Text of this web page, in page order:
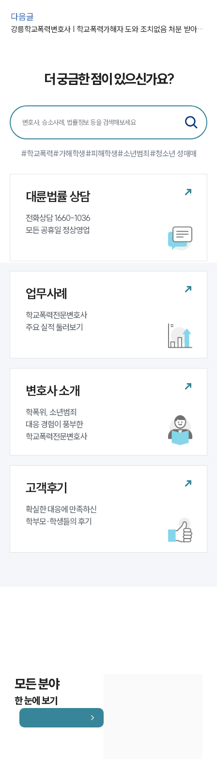
다음글
강릉학교폭력변호사 | 학교폭력가해자 도와 조치없음 처분 받아낸 강릉변호사
더 궁금한 점이 있으신가요?
#학교폭력#가해학생#피해학생#소년범죄#청소년 성매매
대륜법률 상담
전화상담 1660-1036
모든 공휴일 정상영업
업무사례
학교폭력전문변호사
주요 실적 둘러보기
변호사 소개
학폭위, 소년범죄
대응 경험이 풍부한
학교폭력전문변호사
고객후기
확실한 대응에 만족하신
학부모·학생들의 후기
모든 분야
한 눈에 보기